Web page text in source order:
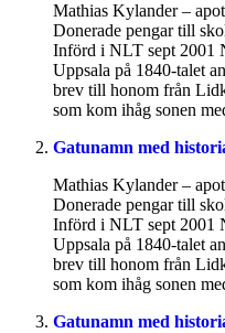
Mathias Kylander –
Donerade pengar till
Införd i NLT sept 2001
Uppsala på 1840-talet
brev till honom från
som kom ihåg sonen
Gatunamn med
Mathias Kylander –
Donerade pengar till
Införd i NLT sept 2001
Uppsala på 1840-talet
brev till honom från
som kom ihåg sonen
Gatunamn med